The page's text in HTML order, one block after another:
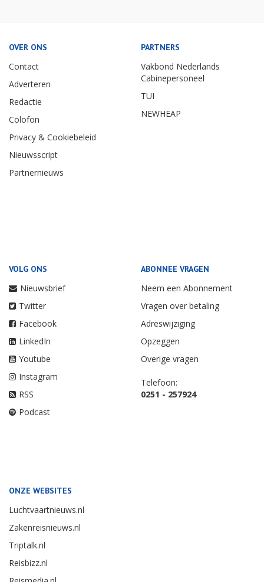
OVER ONS
Contact
Adverteren
Redactie
Colofon
Privacy & Cookiebeleid
Nieuwsscript
Partnernieuws
PARTNERS
Vakbond Nederlands
Cabinepersoneel
TUI
NEWHEAP
VOLG ONS
Nieuwsbrief
Twitter
Facebook
LinkedIn
Youtube
Instagram
RSS
Podcast
ABONNEE VRAGEN
Neem een Abonnement
Vragen over betaling
Adreswijziging
Opzeggen
Overige vragen
Telefoon:
0251 - 257924
ONZE WEBSITES
Luchtvaartnieuws.nl
Zakenreisnieuws.nl
Triptalk.nl
Reisbizz.nl